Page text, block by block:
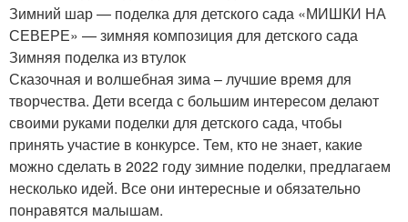
Зимний шар — поделка для детского сада «МИШКИ НА
СЕВЕРЕ» — зимняя композиция для детского сада
Зимняя поделка из втулок
Сказочная и волшебная зима – лучшие время для
творчества. Дети всегда с большим интересом делают
своими руками поделки для детского сада, чтобы
принять участие в конкурсе. Тем, кто не знает, какие
можно сделать в 2022 году зимние поделки, предлагаем
несколько идей. Все они интересные и обязательно
понравятся малышам.